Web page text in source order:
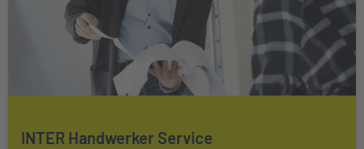
INTER Handwerker Service